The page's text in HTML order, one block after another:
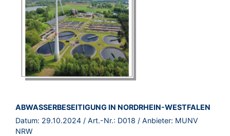
BROSCHÜRE:
ABWASSERBESEITIGUNG IN NORDRHEIN-WESTFALEN
Datum: 29.10.2024 / Art.-Nr.: D018 / Anbieter: MUNV
NRW